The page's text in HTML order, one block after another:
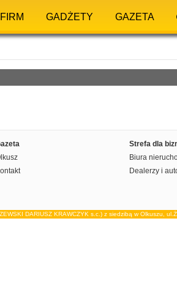
GADŻETY GAZETA
Strefa dla
Biura
Dealerzy i
DARIUSZ KRAWCZYK s.c.) z siedzibą w Olkuszu,